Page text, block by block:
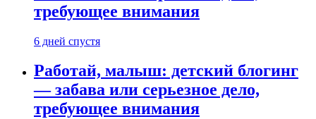
требующее внимания
6 дней спустя
Работай, малыш: детский блогинг
— забава или серьезное дело,
требующее внимания